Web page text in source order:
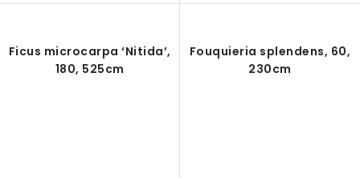
Ficus microcarpa ‘Nitida’,
180, 525cm
Fouquieria splendens, 60,
230cm